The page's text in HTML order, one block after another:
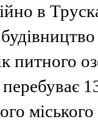
в
питного